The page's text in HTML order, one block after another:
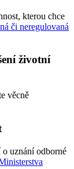
kterou chce
či neregulovaná
životní
věcně
o uznání odborné